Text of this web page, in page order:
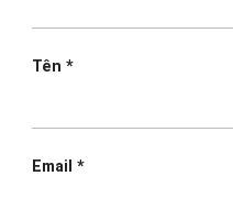
Tên *
Email *